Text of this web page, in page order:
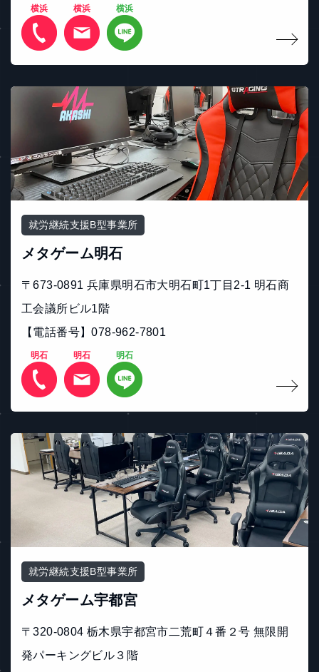
横浜 横浜 横浜
就労継続支援B型事業所
メタゲーム明石
〒673-0891 兵庫県明石市大明石町1丁目2-1 明石商
工会議所ビル1階
【電話番号】078-962-7801
明石 明石 明石
就労継続支援B型事業所
メタゲーム宇都宮
〒320-0804 栃木県宇都宮市二荒町４番２号 無限開
発パーキングビル３階